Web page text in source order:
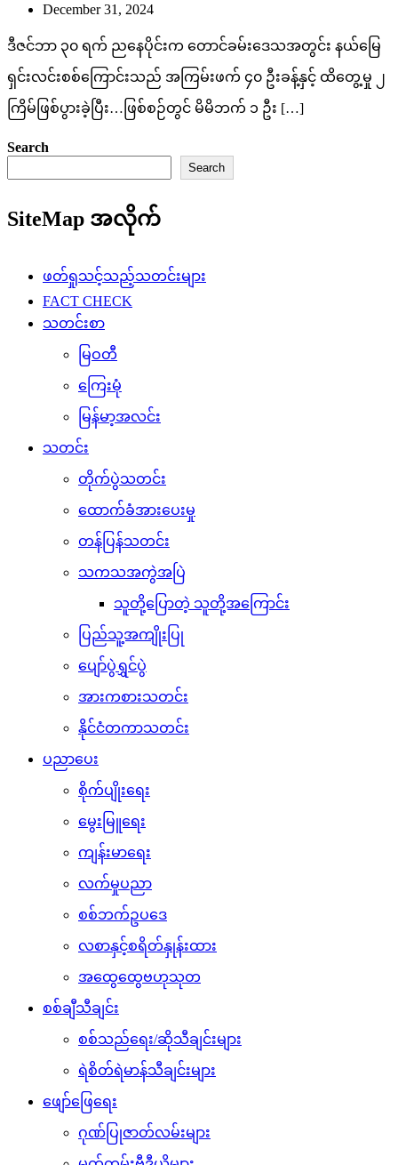
December 31, 2024
ဒီဇင်ဘာ ၃၀ ရက် ညနေပိုင်းက တောင်ခမ်းဒေသအတွင်း နယ်မြေ
ရှင်းလင်းစစ်ကြောင်းသည် အကြမ်းဖက် ၄၀ ဦးခန့်နှင့် ထိတွေ့မှု ၂
ကြိမ်ဖြစ်ပွားခဲ့ပြီး…ဖြစ်စဉ်တွင် မိမိဘက် ၁ ဦး […]
Search
Search
SiteMap အလိုက်
ဖတ်ရှုသင့်သည့်သတင်းများ
FACT CHECK
သတင်းစာ
မြဝတီ
ကြေးမုံ
မြန်မာ့အလင်း
သတင်း
တိုက်ပွဲသတင်း
ထောက်ခံအားပေးမှု
တန်ပြန်သတင်း
သကသအကွဲအပြဲ
သူတို့ပြောတဲ့ သူတို့အကြောင်း
ပြည်သူ့အကျိုးပြု
ပျော်ပွဲရွှင်ပွဲ
အားကစားသတင်း
နိုင်ငံတကာသတင်း
ပညာပေး
စိုက်ပျိုးရေး
မွေးမြူရေး
ကျန်းမာရေး
လက်မှုပညာ
စစ်ဘက်ဥပဒေ
လစာနှင့်စရိတ်နှုန်းထား
အထွေထွေဗဟုသုတ
စစ်ချီသီချင်း
စစ်သည်ရေး/ဆိုသီချင်းများ
ရဲစိတ်ရဲမာန်သီချင်းများ
ဖျော်ဖြေရေး
ဂုဏ်ပြုဇာတ်လမ်းများ